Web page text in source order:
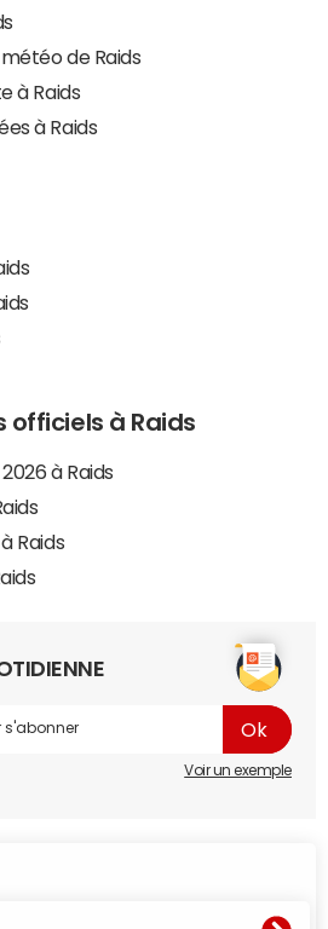
de Raids
à Raids
à Raids
officiels à Raids
à Raids
Raids
Voir un exemple